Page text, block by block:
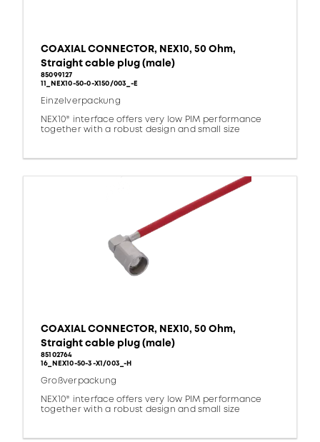
COAXIAL CONNECTOR, NEX10, 50 Ohm,
Straight cable plug (male)
85099127
11_NEX10-50-0-X150/003_-E
Einzelverpackung
NEX10® interface offers very low PIM performance
together with a robust design and small size
COAXIAL CONNECTOR, NEX10, 50 Ohm,
Straight cable plug (male)
85102764
16_NEX10-50-3-X1/003_-H
Großverpackung
NEX10® interface offers very low PIM performance
together with a robust design and small size